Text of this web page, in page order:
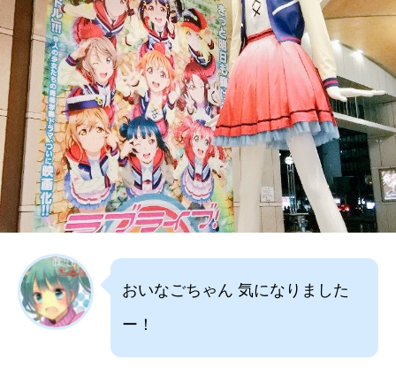
おいなごちゃん 気になりました
ー！